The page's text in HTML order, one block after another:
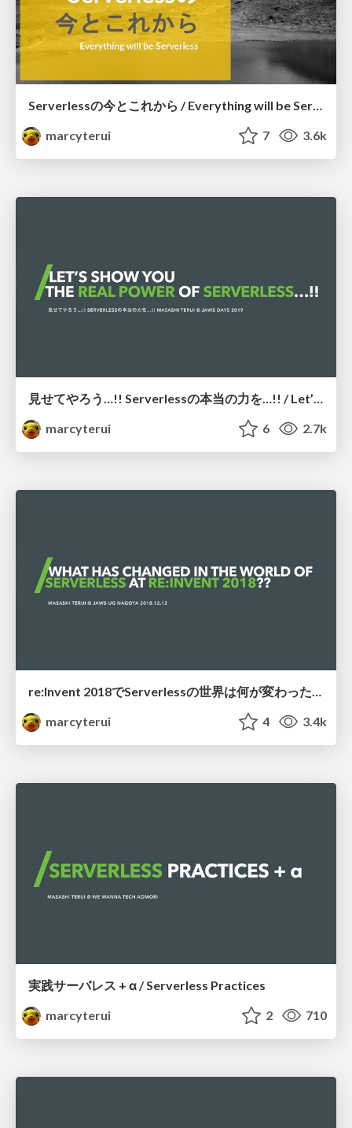
marcyterui
7 3.6k
見せてやろう…!! Serverlessの本当の力を…!! / Let’s show you the real power of serverless…!!
marcyterui
6 2.7k
re:Invent 2018でServerlessの世界は何が変わったか / What has changed in the world of Serverless at re:Invent 2018??
marcyterui
4 3.4k
実践サーバレス + α / Serverless Practices
marcyterui
2 710